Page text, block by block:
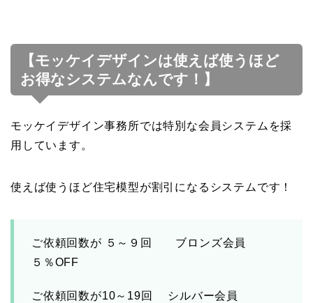
【モッケイデザインは使えば使うほど
お得なシステムなんです！】
モッケイデザイン事務所では特別な会員システムを採
用しています。
使えば使うほど住宅模型が割引になるシステムです！
ご依頼回数が ５～９回 ブロンズ会員
５％OFF
ご依頼回数が10～19回 シルバー会員